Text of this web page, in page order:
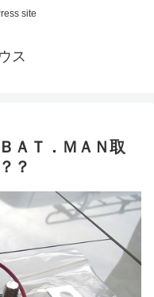
site
ス
ＡＴ．ＭＡＮ取
？